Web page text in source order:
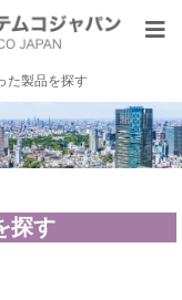
た製品を探す
探す